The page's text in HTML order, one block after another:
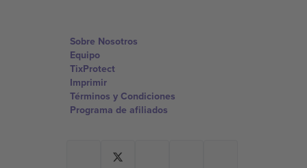
Sobre Nosotros
Equipo
TixProtect
Imprimir
Términos y Condiciones
Programa de afiliados